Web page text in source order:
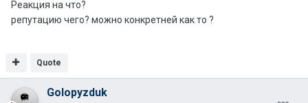
Реакция на что?
репутацию чего? можно конкретней как то ?
Quote
Golopyzduk